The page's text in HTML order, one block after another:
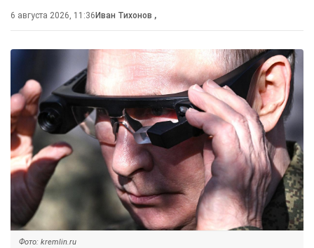
6 августа 2026, 11:36 Иван Тихонов ,
Фото: kremlin.ru